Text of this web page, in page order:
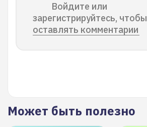
Войдите или
зарегистрируйтесь, чтобы
оставлять комментарии
Может быть полезно